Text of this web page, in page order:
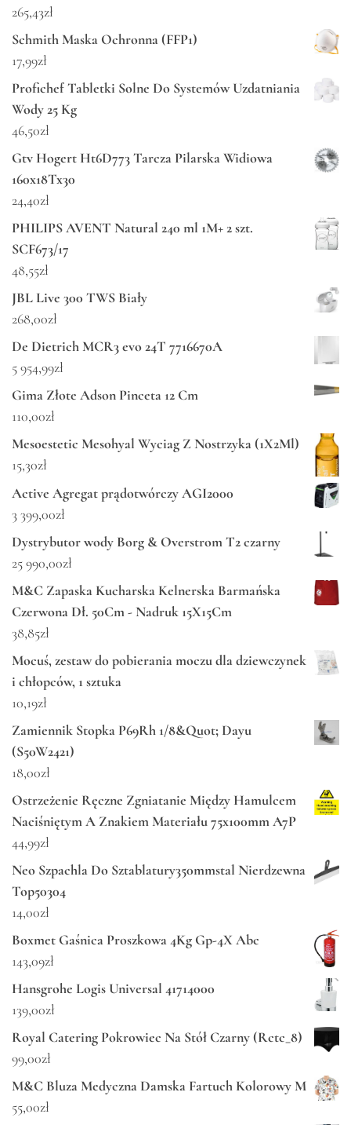
265,43zł
Schmith Maska Ochronna (FFP1)
17,99zł
Profichef Tabletki Solne Do Systemów Uzdatniania
Wody 25 Kg
46,50zł
Gtv Hogert Ht6D773 Tarcza Pilarska Widiowa
160x18Tx30
24,40zł
PHILIPS AVENT Natural 240 ml 1M+ 2 szt.
SCF673/17
48,55zł
JBL Live 300 TWS Biały
268,00zł
De Dietrich MCR3 evo 24T 7716670A
5 954,99zł
Gima Złote Adson Pinceta 12 Cm
110,00zł
Mesoestetic Mesohyal Wyciag Z Nostrzyka (1X2Ml)
15,30zł
Active Agregat prądotwórczy AGI2000
3 399,00zł
Dystrybutor wody Borg & Overstrom T2 czarny
25 990,00zł
M&C Zapaska Kucharska Kelnerska Barmańska
Czerwona Dł. 50Cm - Nadruk 15X15Cm
38,85zł
Mocuś, zestaw do pobierania moczu dla dziewczynek
i chłopców, 1 sztuka
10,19zł
Zamiennik Stopka P69Rh 1/8&Quot; Dayu
(S50W2421)
18,00zł
Ostrzeżenie Ręczne Zgniatanie Między Hamulcem
Naciśniętym A Znakiem Materiału 75x100mm A7P
44,99zł
Neo Szpachla Do Sztablatury350mmstal Nierdzewna
Top50304
14,00zł
Boxmet Gaśnica Proszkowa 4Kg Gp-4X Abc
143,09zł
Hansgrohe Logis Universal 41714000
139,00zł
Royal Catering Pokrowiec Na Stół Czarny (Rctc_8)
99,00zł
M&C Bluza Medyczna Damska Fartuch Kolorowy M
55,00zł